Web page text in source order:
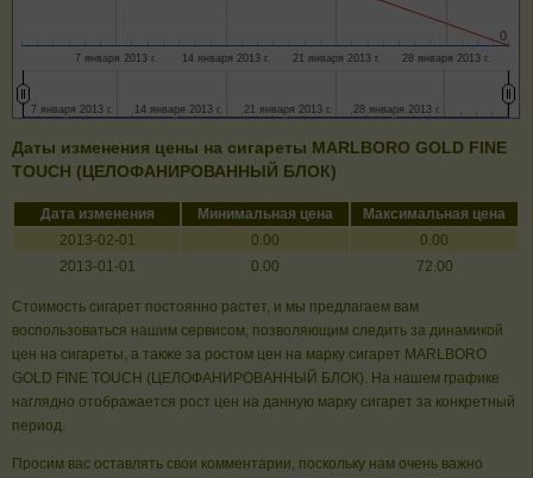
7 января 2013 г. 14 января 2013 г. 21 января 2013 г. 28 января 2013 г.
0
0
7 января 2013 г.
7 января 2013 г. 14 января 2013 г.
14 января 2013 г. 21 января 2013 г.
21 января 2013 г. 28 января 2013 г.
28 января 2013 г.
Даты изменения цены на сигареты MARLBORO GOLD FINE
TOUCH (ЦЕЛОФАНИРОВАННЫЙ БЛОК)
Дата изменения Минимальная цена
Максимальная цена
2013-02-01
0.00
0.00
2013-01-01
0.00 72.00
Стоимость сигарет постоянно растет, и мы предлагаем вам
воспользоваться нашим сервисом, позволяющим следить за динамикой
цен на сигареты, а также за ростом цен на марку сигарет MARLBORO
GOLD FINE TOUCH (ЦЕЛОФАНИРОВАННЫЙ БЛОК). На нашем графике
наглядно отображается рост цен на данную марку сигарет за конкретный
период.
Просим вас оставлять свои комментарии, поскольку нам очень важно